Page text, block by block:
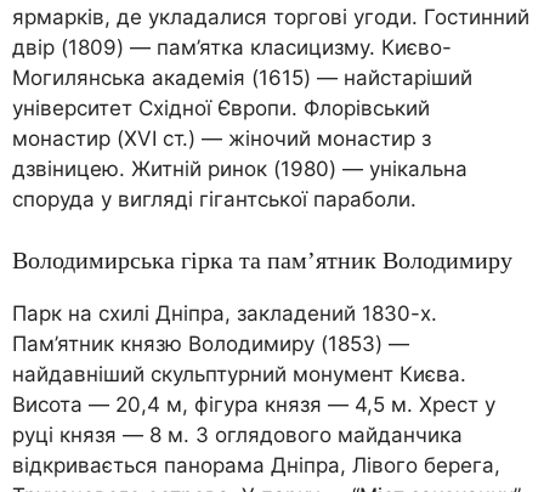
ярмарків, де укладалися торгові угоди. Гостинний
двір (1809) — пам’ятка класицизму. Києво-
Могилянська академія (1615) — найстаріший
університет Східної Європи. Флорівський
монастир (XVI ст.) — жіночий монастир з
дзвіницею. Житній ринок (1980) — унікальна
споруда у вигляді гігантської параболи.
Володимирська гірка та пам’ятник Володимиру
Парк на схилі Дніпра, закладений 1830-х.
Пам’ятник князю Володимиру (1853) —
найдавніший скульптурний монумент Києва.
Висота — 20,4 м, фігура князя — 4,5 м. Хрест у
руці князя — 8 м. З оглядового майданчика
відкривається панорама Дніпра, Лівого берега,